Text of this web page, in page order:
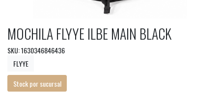
MOCHILA FLYYE ILBE MAIN BLACK
SKU: 1630346846436
FLYYE
Stock por sucursal